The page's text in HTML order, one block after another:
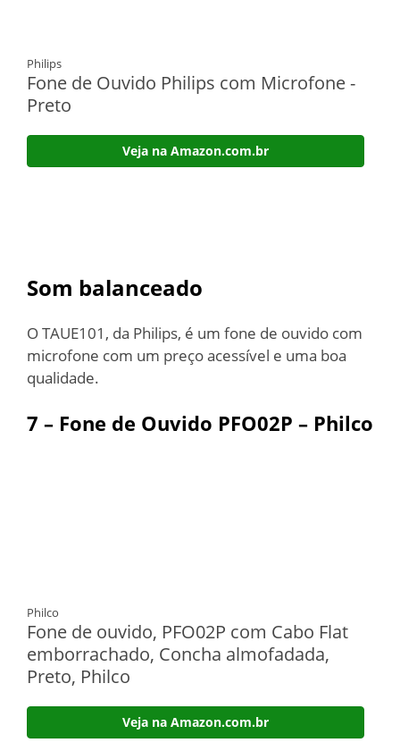
Philips
Fone de Ouvido Philips com Microfone -
Preto
Veja na Amazon.com.br
Som balanceado
O TAUE101, da Philips, é um fone de ouvido com
microfone com um preço acessível e uma boa
qualidade.
7 – Fone de Ouvido PFO02P – Philco
Philco
Fone de ouvido, PFO02P com Cabo Flat
emborrachado, Concha almofadada,
Preto, Philco
Veja na Amazon.com.br